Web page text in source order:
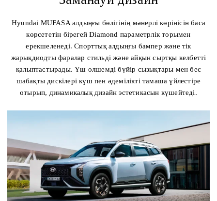
Hyundai MUFASA алдыңғы бөлігінің мәнерлі көрінісін баса
көрсететін бірегей Diamond параметрлік торымен
ерекшеленеді. Спорттық алдыңғы бампер және тік
жарықдиодты фаралар стильді және айқын сыртқы келбетті
қалыптастырады. Үш өлшемді бүйір сызықтары мен бес
шабақты дискілері күш пен әдемілікті тамаша үйлестіре
отырып, динамикалық дизайн эстетикасын күшейтеді.